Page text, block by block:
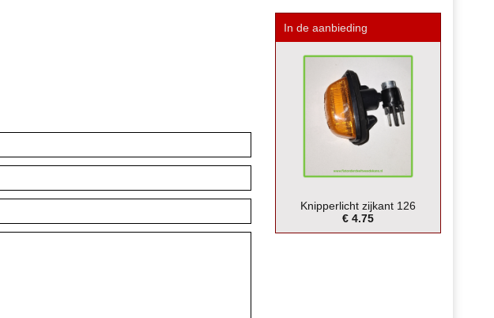
In de aanbieding
Knipperlicht zijkant 126
€ 4.75